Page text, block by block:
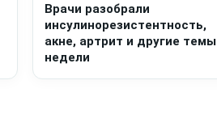
Врачи разобрали
инсулинорезистентность,
акне, артрит и другие темы
недели